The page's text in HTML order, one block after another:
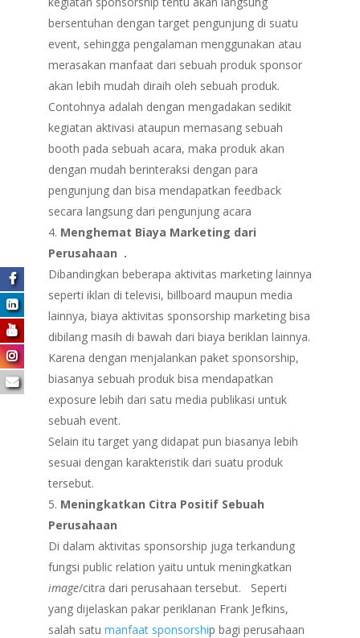
bersentuhan dengan target pengunjung di suatu
event, sehingga pengalaman menggunakan atau
merasakan manfaat dari sebuah produk sponsor
akan lebih mudah diraih oleh sebuah produk.
Contohnya adalah dengan mengadakan sedikit
kegiatan aktivasi ataupun memasang sebuah
booth pada sebuah acara, maka produk akan
dengan mudah berinteraksi dengan para
pengunjung dan bisa mendapatkan feedback
secara langsung dari pengunjung acara
Menghemat Biaya Marketing dari
Perusahaan .
Dibandingkan beberapa aktivitas marketing lainnya
seperti iklan di televisi, billboard maupun media
lainnya, biaya aktivitas sponsorship marketing bisa
dibilang masih di bawah dari biaya beriklan lainnya.
Karena dengan menjalankan paket sponsorship,
biasanya sebuah produk bisa mendapatkan
exposure lebih dari satu media publikasi untuk
sebuah event.
Selain itu target yang didapat pun biasanya lebih
sesuai dengan karakteristik dari suatu produk
tersebut.
Meningkatkan Citra Positif Sebuah
Perusahaan
Di dalam aktivitas sponsorship juga terkandung
fungsi public relation yaitu untuk meningkatkan
image/citra dari perusahaan tersebut. Seperti
yang dijelaskan pakar periklanan Frank Jefkins,
salah satu manfaat sponsorship bagi perusahaan